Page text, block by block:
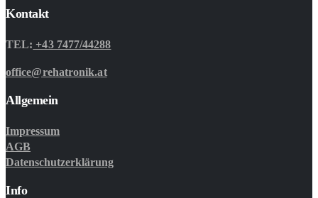
Kontakt
TEL: +43 7477/44288
office@rehatronik.at
Allgemein
Impressum
AGB
Datenschutzerklärung
Info